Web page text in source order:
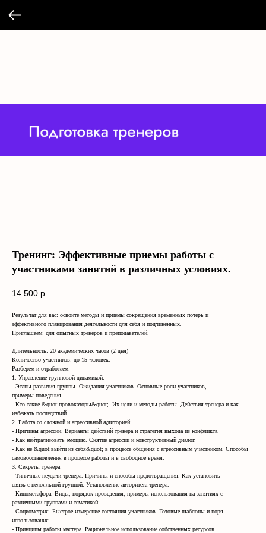
Тренинг: Эффективные приемы работы с
участниками занятий в различных условиях.
14 500 р.
Результат для вас: освоите методы и приемы сокращения временных потерь и
эффективного планирования деятельности для себя и подчиненных.
Приглашаем: для опытных тренеров и преподавателей.
Длительность: 20 академических часов (2 дня)
Количество участников: до 15 человек.
Разберем и отработаем:
1. Управление групповой динамикой.
- Этапы развития группы. Ожидания участников. Основные роли участников,
примеры поведения.
- Кто такие &quot;провокаторы&quot;. Их цели и методы работы. Действия тренера и как
избежать последствий.
2. Работа со сложной и агрессивной аудиторией
- Причины агрессии. Варианты действий тренера и стратегия выхода из конфликта.
- Как нейтрализовать эмоцию. Снятие агрессии и конструктивный диалог.
- Как не &quot;выйти из себя&quot; в процессе общения с агрессивным участником. Способы
самовосстановления в процессе работы и в свободное время.
3. Секреты тренера
- Типичные неудачи тренера. Причины и способы предотвращения. Как установить
связь с нелояльной группой. Установление авторитета тренера.
- Кинометафора. Виды, порядок проведения, примеры использования на занятиях с
различными группами и тематикой.
- Социометрия. Быстрое измерение состояния участников. Готовые шаблоны и поря
использования.
- Принципы работы мастера. Рациональное использование собственных ресурсов.